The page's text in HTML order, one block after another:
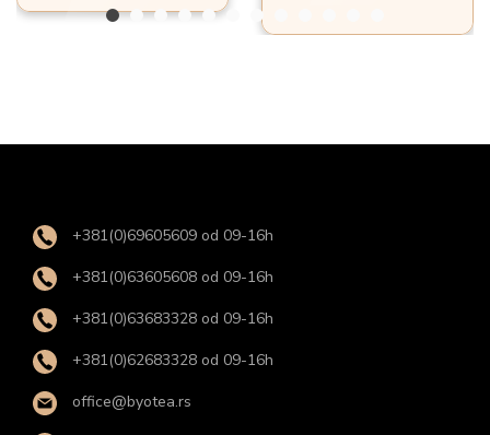
+381(0)69605609 od 09-16h
+381(0)63605608 od 09-16h
+381(0)63683328 od 09-16h
+381(0)62683328 od 09-16h
office@byotea.rs